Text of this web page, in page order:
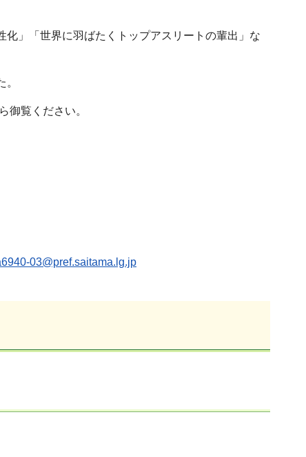
」「世界に羽ばたくトップアスリートの輩出」な
御覧ください。
03@pref.saitama.lg.jp